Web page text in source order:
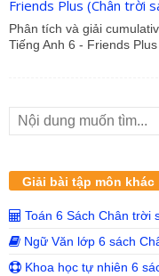
Friends Plus (Chân trời
Phân tích và giải
Tiếng Anh 6 - Friends
Giải bài tập môn khác
Toán 6 Sách Chân trời
Ngữ Văn lớp 6 sách
Khoa học tự nhiên 6